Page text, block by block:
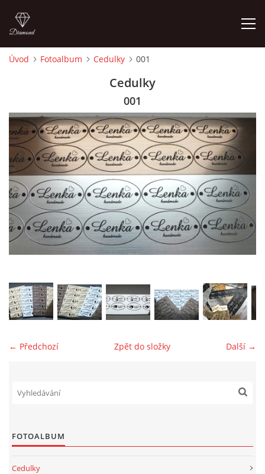
CEDULKY
MOJE POSLEDNÍ PRÁCE
jk-laguna@seznam.cz
© 2025 eStránky.cz
Úvod Fotoalbum Cedulky 001
Cedulky
001
← Předchozí Další →
Zpět do složky
FOTOALBUM
Cedulky